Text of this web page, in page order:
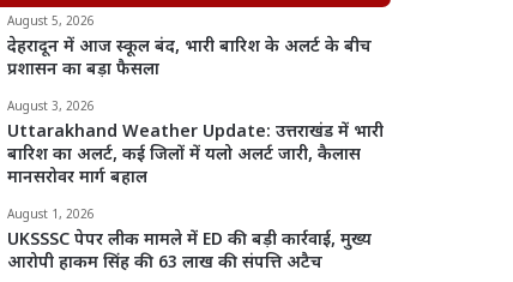
August 5, 2026
देहरादून में आज स्कूल बंद, भारी बारिश के अलर्ट के बीच
प्रशासन का बड़ा फैसला
August 3, 2026
Uttarakhand Weather Update: उत्तराखंड में भारी
बारिश का अलर्ट, कई जिलों में यलो अलर्ट जारी, कैलास
मानसरोवर मार्ग बहाल
August 1, 2026
UKSSSC पेपर लीक मामले में ED की बड़ी कार्रवाई, मुख्य
आरोपी हाकम सिंह की 63 लाख की संपत्ति अटैच